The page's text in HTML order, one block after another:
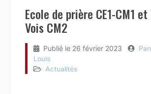
Ecole de prière CE1-CM1
Vois CM2
Publié le 26 février 2023
Louis
Actualités